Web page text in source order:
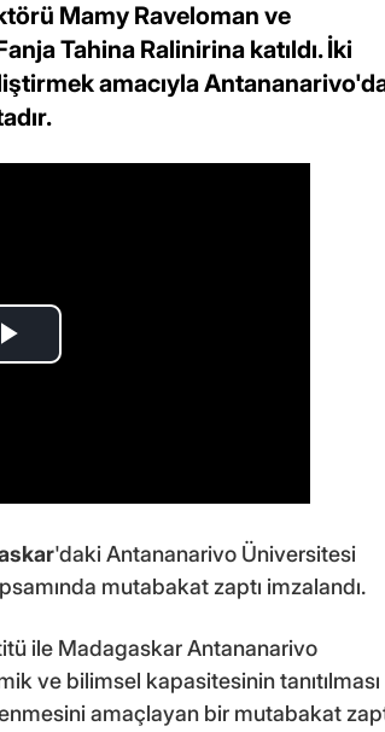
Mamy Raveloman ve
Tahina Ralinirina katıldı. İki
amacıyla
'daki Antananarivo Üniversitesi
mutabakat zaptı imzalandı.
ile Madagaskar Antananarivo
ve bilimsel kapasitesinin tanıtılması
amaçlayan bir mutabakat